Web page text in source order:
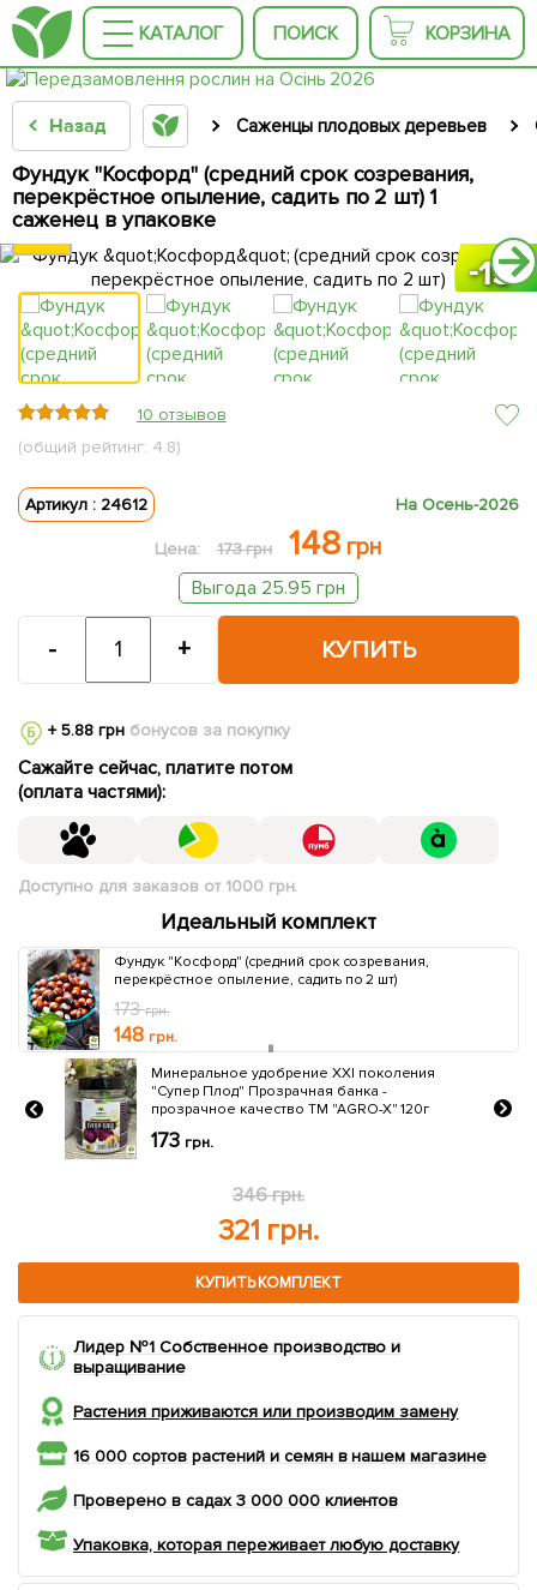
КАТАЛОГ ПОИСК КОРЗИНА
Назад Саженцы плодовых деревьев
Фундук "Косфорд" (средний срок созревания,
перекрёстное опыление, садить по 2 шт) 1
саженец в упаковке
15
15
15
15
15
10 отзывов
(общий рейтинг: 4.8)
Артикул : 24612 На Осень-2026
Цена: 173 грн 148грн
Выгода 25.95 грн
КУПИТЬ
- +
+ 5.88 грнбонусов за покупку
Сажайте сейчас, платите потом
(оплата частями):
Доступно для заказов от 1000 грн.
Идеальный комплект
Фундук "Косфорд" (средний срок созревания,
перекрёстное опыление, садить по 2 шт)
173грн.
148 грн.
Био катализатор роста "КОРНЕВИН АГР"
Лимитированная серия ТМ "AGRO-X" 120г
261
434 грн.
409 грн.
КУПИТЬ КОМПЛЕКТ
Лидер №1 Собственное производство и
выращивание
Растения приживаются или производим замену
16 000 сортов растений и семян в нашем магазине
Проверено в садах 3 000 000 клиентов
Упаковка, которая переживает любую доставку